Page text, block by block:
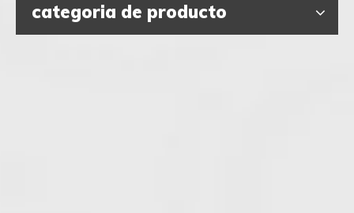
categoria de producto